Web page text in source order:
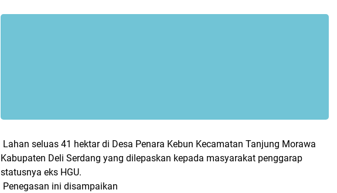
Lahan seluas 41 hektar di Desa Penara Kebun Kecamatan Tanjung Morawa
Kabupaten Deli Serdang yang dilepaskan kepada masyarakat penggarap
statusnya eks HGU.
Penegasan ini disampaikan